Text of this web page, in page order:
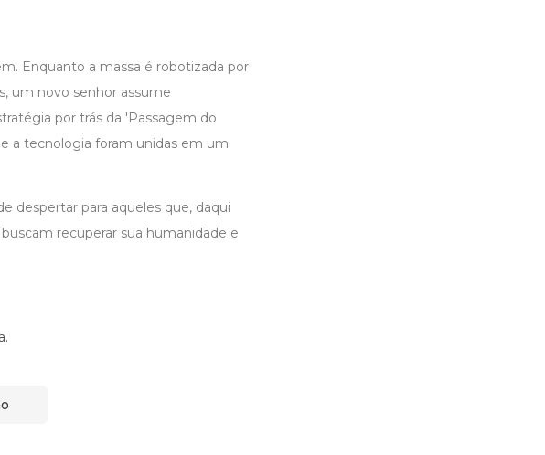
Enquanto a massa é robotizada por
um novo senhor assume
por trás da 'Passagem do
a tecnologia foram unidas em um
despertar para aqueles que, daqui
recuperar sua humanidade e